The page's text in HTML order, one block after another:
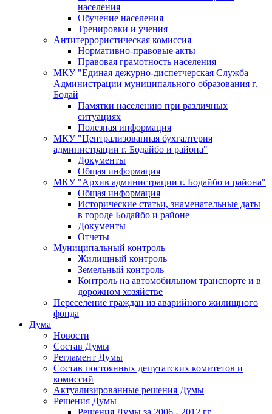
населения
Обучение населения
Тренировки и учения
Антитеррористическая комиссия
Нормативно-правовые акты
Правовая грамотность населения
МКУ "Единая дежурно-диспетчерская Служба
Администрации муниципального образования г.
Бодай
Памятки населению при различных
ситуациях
Полезная информация
МКУ "Централизованная бухгалтерия
администрации г. Бодайбо и района"
Документы
Общая информация
МКУ "Архив администрации г. Бодайбо и района"
Общая информация
Исторические статьи, знаменательные даты
в городе Бодайбо и районе
Документы
Отчеты
Муниципальный контроль
Жилищный контроль
Земельный контроль
Контроль на автомобильном транспорте и в
дорожном хозяйстве
Переселение граждан из аварийного жилищного
фонда
Дума
Новости
Состав Думы
Регламент Думы
Состав постоянных депутатских комитетов и
комиссий
Актуализированные решения Думы
Решения Думы
Решения Думы за 2006 - 2012 гг.